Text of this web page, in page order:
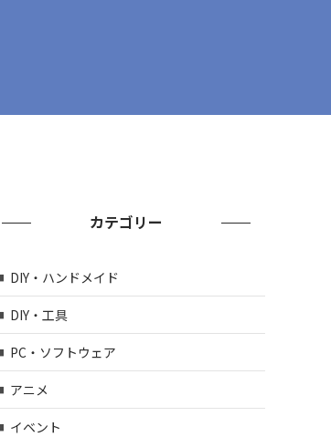
カテゴリー
DIY・ハンドメイド
DIY・工具
PC・ソフトウェア
アニメ
イベント